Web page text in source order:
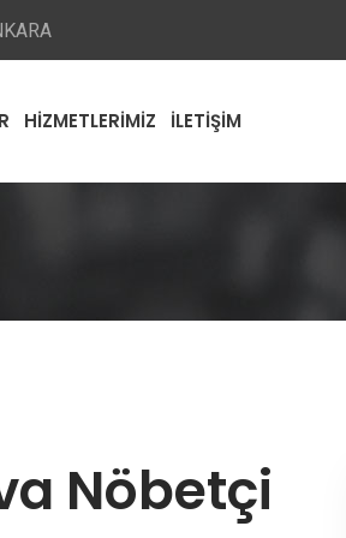
HIZMETLERIMIZ İLETIŞIM
Nöbetçi